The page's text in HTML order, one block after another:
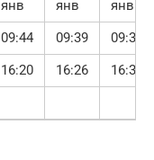
янв
янв
янв
09:44 09:39
09:34
16:20 16:26 16:33